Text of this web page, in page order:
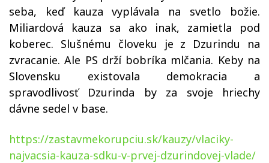
seba, keď kauza vyplávala na svetlo božie.
Miliardová kauza sa ako inak, zamietla pod
koberec. Slušnému človeku je z Dzurindu na
zvracanie. Ale PS drží bobríka mlčania. Keby na
Slovensku existovala demokracia a
spravodlivosť Dzurinda by za svoje hriechy
dávne sedel v base.
https://zastavmekorupciu.sk/kauzy/vlaciky-
najvacsia-kauza-sdku-v-prvej-dzurindovej-vlade/